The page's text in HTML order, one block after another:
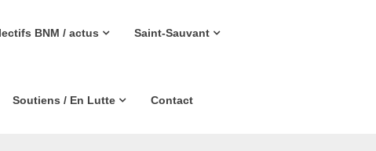
BNM / actus Saint-Sauvant
Soutiens / En Lutte Contact